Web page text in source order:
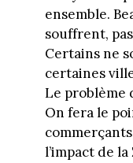
ensemble.
souffrent,
Certains ne
certaines
Le problème
On fera le
l’impact de